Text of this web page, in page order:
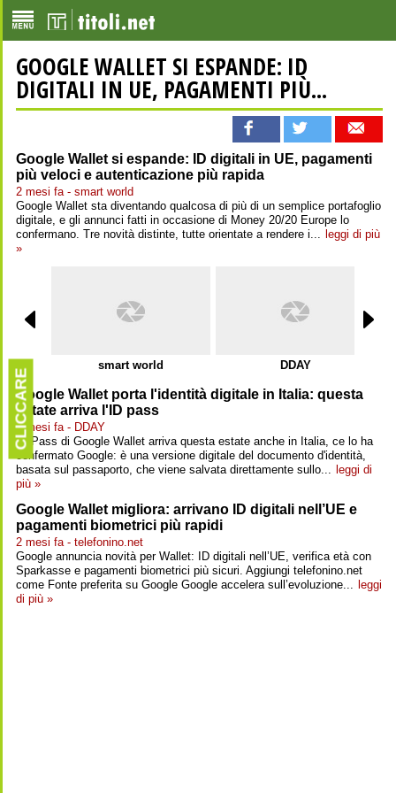
GOOGLE WALLET SI ESPANDE: ID
DIGITALI IN UE, PAGAMENTI PIÙ...
Google Wallet si espande: ID digitali in UE, pagamenti
più veloci e autenticazione più rapida
2 mesi fa - smart world
Google Wallet sta diventando qualcosa di più di un semplice portafoglio
digitale, e gli annunci fatti in occasione di Money 20/20 Europe lo
confermano. Tre novità distinte, tutte orientate a rendere i... leggi di più
»
smart world DDAY
Google Wallet porta l'identità digitale in Italia: questa
estate arriva l'ID pass
2 mesi fa - DDAY
ID Pass di Google Wallet arriva questa estate anche in Italia, ce lo ha
confermato Google: è una versione digitale del documento d'identità,
basata sul passaporto, che viene salvata direttamente sullo... leggi di
più »
Google Wallet migliora: arrivano ID digitali nell’UE e
pagamenti biometrici più rapidi
2 mesi fa - telefonino.net
Google annuncia novità per Wallet: ID digitali nell’UE, verifica età con
Sparkasse e pagamenti biometrici più sicuri. Aggiungi telefonino.net
come Fonte preferita su Google Google accelera sull’evoluzione... leggi
di più »
CLICCARE